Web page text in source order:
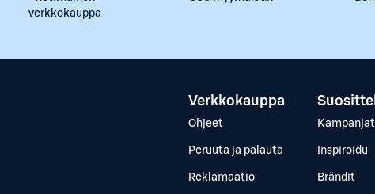
verkkokauppa
Verkkokauppa
Ohjeet
Peruuta ja palauta
Reklamaatio
Kampanjat
Inspiroidu
Brändit